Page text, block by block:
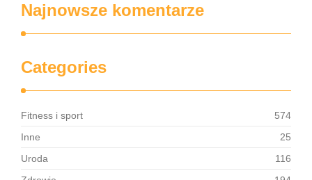
Najnowsze komentarze
Categories
Fitness i sport
574
Inne
25
Uroda
116